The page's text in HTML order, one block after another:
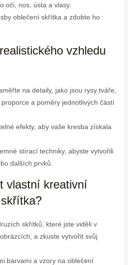
oči, nos, ústa a vlasy.
oblečení skřítka a zdobte ho
vzhledu
na detaily, jako jsou rysy tváře,
a poměry jednotlivých částí
efekty, aby vaše kresba získala
stírací techniky, abyste vytvořili
dalších prvků.
vlastní kreativní
skřítků, které jste viděli v
a zkuste vytvořit svůj
barvami a vzory na oblečení